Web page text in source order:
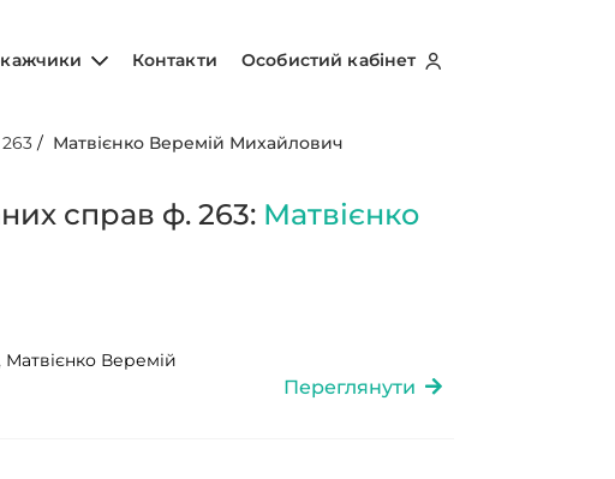
Контакти Особистий кабінет
/ Матвієнко Веремій Михайлович
справ ф. 263: Матвієнко
Веремій
Переглянути